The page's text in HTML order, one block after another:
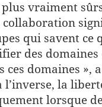
vraiment
collaboration
qui savent ce
des
ces domaines »,
l’inverse, la
lorsque